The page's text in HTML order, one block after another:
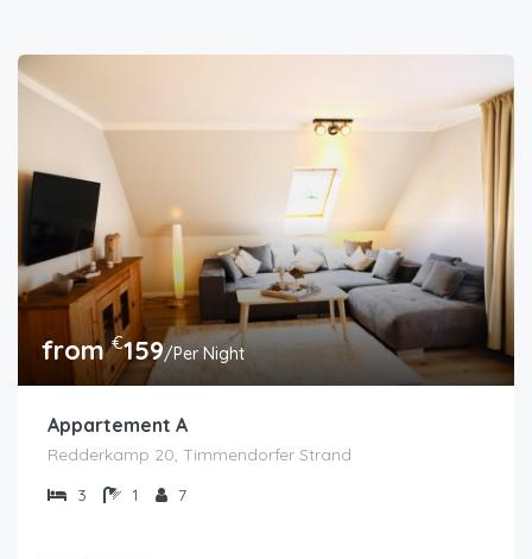
from€159/Per Night
Appartement A
Redderkamp 20, Timmendorfer Strand
3
1 7